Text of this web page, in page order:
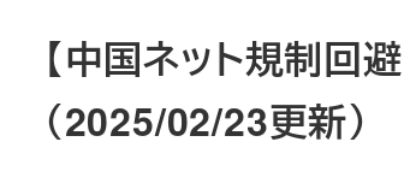
【中国ネット規制回
（2025/02/23更新）